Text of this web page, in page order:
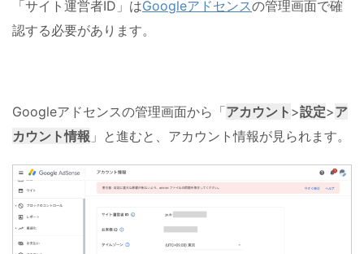
「サイト運営者ID」はGoogleアドセンスの管理画面で確
認する必要があります。
Googleアドセンスの管理画面から「アカウント >設定>ア
カウント情報 」と進むと、アカウント情報が見られます。